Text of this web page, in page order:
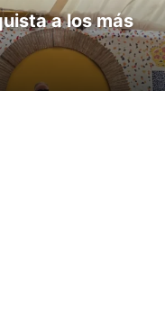
a los más